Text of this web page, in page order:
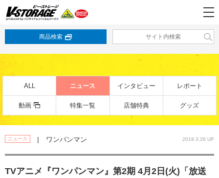
商品検索
ALL ニュース インタビュー レポート
動画 特集一覧 店舗特典 グッズ
ニュース | ワンパンマン 2019.3.26 UP
TVアニメ『ワンパンマン』第2期 4月2日(火)「放送